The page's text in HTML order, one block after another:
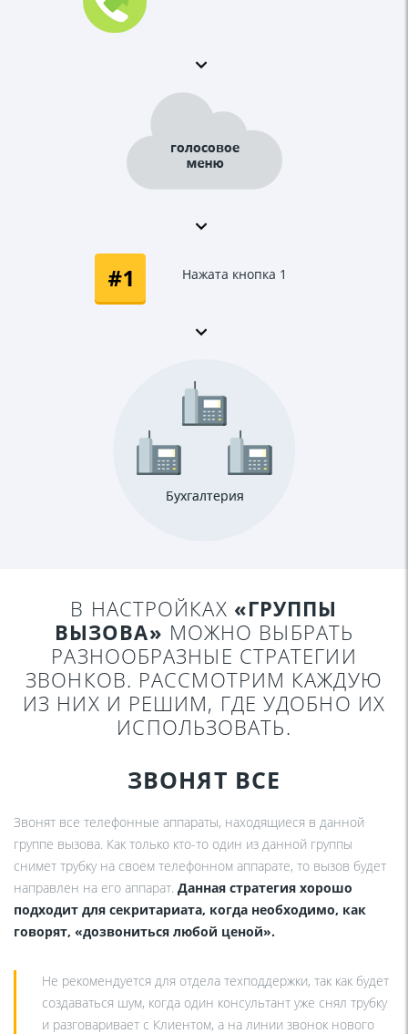
Нажата кнопка 1
В НАСТРОЙКАХ «ГРУППЫ
ВЫЗОВА» МОЖНО ВЫБРАТЬ
РАЗНООБРАЗНЫЕ СТРАТЕГИИ
ЗВОНКОВ. РАССМОТРИМ КАЖДУЮ
ИЗ НИХ И РЕШИМ, ГДЕ УДОБНО ИХ
ИСПОЛЬЗОВАТЬ.
ЗВОНЯТ ВСЕ
Звонят все телефонные аппараты, находящиеся в данной
группе вызова. Как только кто-то один из данной группы
снимет трубку на своем телефонном аппарате, то вызов будет
направлен на его аппарат. Данная стратегия хорошо
подходит для секритариата, когда необходимо, как
говорят, «дозвониться любой ценой».
Не рекомендуется для отдела техподдержки, так как будет
создаваться шум, когда один консультант уже снял трубку
и разговаривает с Клиентом, а на линии звонок нового